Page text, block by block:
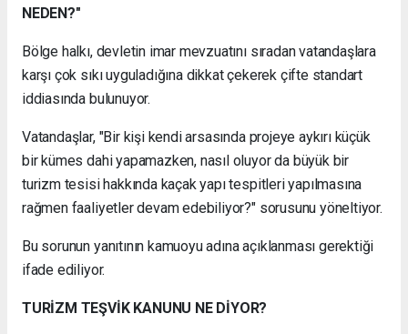
NEDEN?"
Bölge halkı, devletin imar mevzuatını sıradan vatandaşlara
karşı çok sıkı uyguladığına dikkat çekerek çifte standart
iddiasında bulunuyor.
Vatandaşlar, "Bir kişi kendi arsasında projeye aykırı küçük
bir kümes dahi yapamazken, nasıl oluyor da büyük bir
turizm tesisi hakkında kaçak yapı tespitleri yapılmasına
rağmen faaliyetler devam edebiliyor?" sorusunu yöneltiyor.
Bu sorunun yanıtının kamuoyu adına açıklanması gerektiği
ifade ediliyor.
TURİZM TEŞVİK KANUNU NE DİYOR?